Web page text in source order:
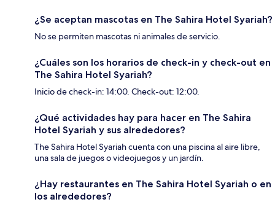
¿Se aceptan mascotas en The Sahira Hotel Syariah?
No se permiten mascotas ni animales de servicio.
¿Cuáles son los horarios de check-in y check-out en
The Sahira Hotel Syariah?
Inicio de check-in: 14:00. Check-out: 12:00.
¿Qué actividades hay para hacer en The Sahira
Hotel Syariah y sus alrededores?
The Sahira Hotel Syariah cuenta con una piscina al aire libre,
una sala de juegos o videojuegos y un jardín.
¿Hay restaurantes en The Sahira Hotel Syariah o en
los alrededores?